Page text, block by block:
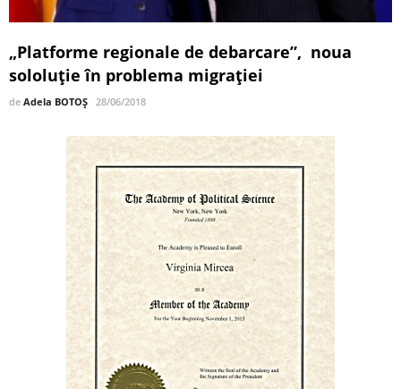
„Platforme regionale de debarcare”, noua
sololuție în problema migrației
de Adela BOTOȘ 28/06/2018